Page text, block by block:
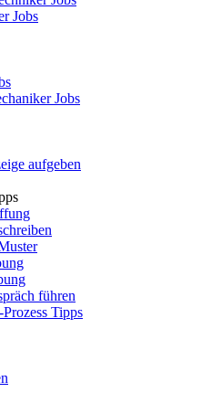
Jobs
Jobs
aufgeben
führen
Tipps